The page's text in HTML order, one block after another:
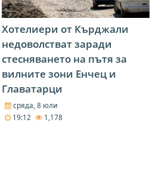
Хотелиери от Кърджали
недоволстват заради
стесняването на пътя за
вилните зони Енчец и
Главатарци
сряда, 8 юли
19:12
1,178